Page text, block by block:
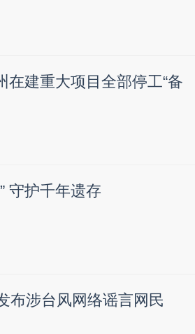
在建重大项目全部停工“备
守护千年遗存
布涉台风网络谣言网民